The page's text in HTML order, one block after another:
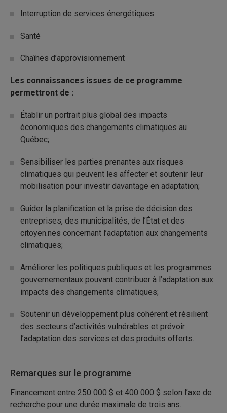
Interruption de services énergétiques
Santé
Chaînes d’approvisionnement
Les connaissances issues de ce programme
permettront de :
Établir un portrait plus global des impacts
économiques des changements climatiques au
Québec;
Sensibiliser les parties prenantes aux risques
climatiques qui peuvent les affecter et soutenir leur
mobilisation pour investir davantage en adaptation;
Guider la planification et la prise de décision des
entreprises, des municipalités, de l’État et des
citoyen.nes concernant l’adaptation aux changements
climatiques;
Améliorer les politiques publiques et les programmes
gouvernementaux pouvant contribuer à l’adaptation aux
impacts des changements climatiques;
Soutenir un développement plus cohérent et résilient
des secteurs d’activités vulnérables et prévoir
l’adaptation des services et des produits offerts.
Remarques sur le programme
Financement entre 250 000 $ et 400 000 $ selon l’axe de
recherche pour une durée maximale de trois ans.